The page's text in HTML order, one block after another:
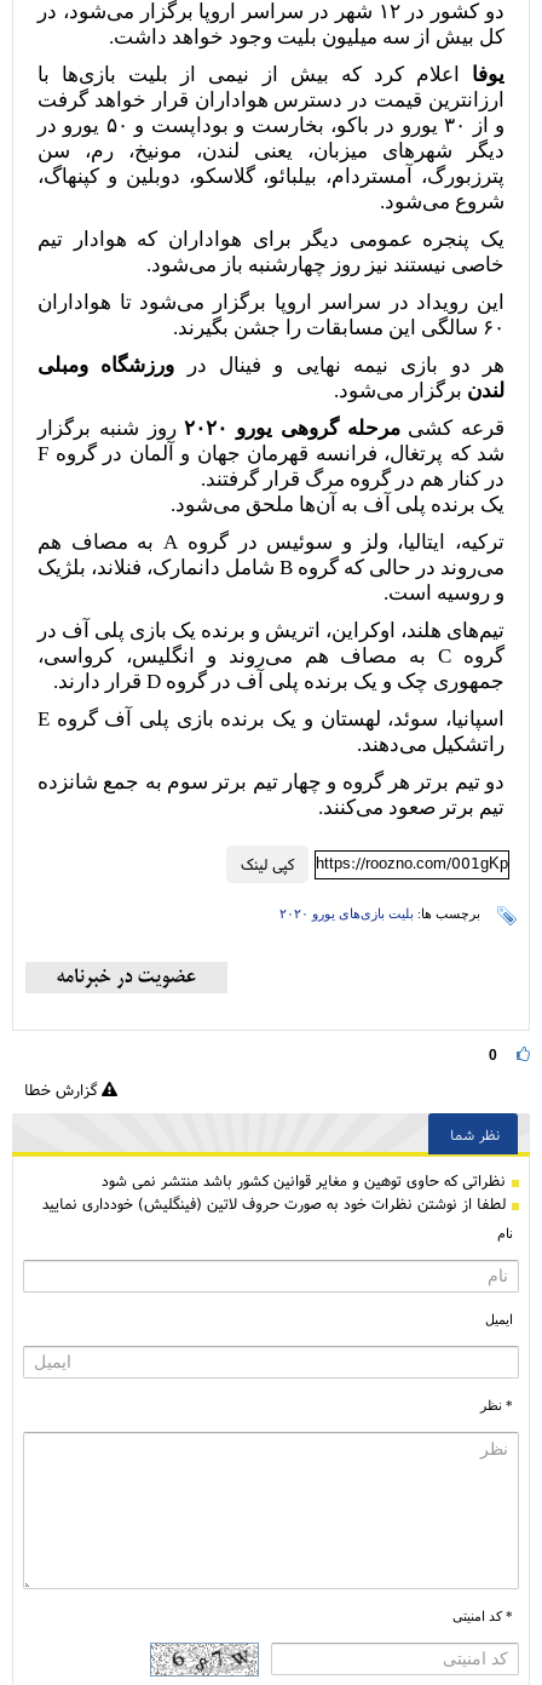
دو کشور در ۱۲ شهر در سراسر اروپا برگزار می‌شود، در
کل بیش از سه میلیون بلیت وجود خواهد داشت.
یوفا اعلام کرد که بیش از نیمی از بلیت بازی‌ها با
ارزانترین قیمت در دسترس هواداران قرار خواهد گرفت
و از ۳۰ یورو در باکو، بخارست و بوداپست و ۵۰ یورو در
دیگر شهر‌های میزبان، یعنی لندن، مونیخ، رم، سن
پترزبورگ، آمستردام، بیلبائو، گلاسکو، دوبلین و کپنهاگ،
شروع می‌شود.
یک پنجره عمومی دیگر برای هواداران که هوادار تیم
خاصی نیستند نیز روز چهارشنبه باز می‌شود.
این رویداد در سراسر اروپا برگزار می‌شود تا هواداران
۶۰ سالگی این مسابقات را جشن بگیرند.
هر دو بازی نیمه نهایی و فینال در
ورزشگاه ومبلی
لندن برگزار می‌شود.
قرعه کشی مرحله گروهی یورو ۲۰۲۰
روز شنبه برگزار
شد که پرتغال، فرانسه قهرمان جهان و آلمان در گروه F
در کنار هم در گروه مرگ قرار گرفتند.
یک برنده پلی آف به آن‌ها ملحق می‌شود.
ترکیه، ایتالیا، ولز و سوئیس در گروه A به مصاف هم
می‌روند در حالی که گروه B شامل دانمارک، فنلاند، بلژیک
و روسیه است.
تیم‌های هلند، اوکراین، اتریش و برنده یک بازی پلی آف در
گروه C به مصاف هم می‌روند و انگلیس، کرواسی،
جمهوری چک و یک برنده پلی آف در گروه D قرار دارند.
اسپانیا، سوئد، لهستان و یک برنده بازی پلی آف گروه E
راتشکیل می‌دهند.
دو تیم برتر هر گروه و چهار تیم برتر سوم به جمع شانزده
تیم برتر صعود می‌کنند.
کپی لینک https://roozno.com/001gKp
برچسب ها: بلیت بازی‌های یورو ۲۰۲۰
0
گزارش خطا
نظر شما
نظراتی كه حاوی توهین و مغایر قوانین کشور باشد منتشر نمی شود
لطفا از نوشتن نظرات خود به صورت حروف لاتین (فینگلیش) خودداری نمایید
نام
ایمیل
* نظر
* کد امنیتی